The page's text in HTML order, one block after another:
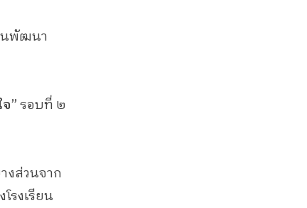
นพัฒนา
”รอบที่ ๒
งส่วนจาก
รงเรียน